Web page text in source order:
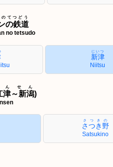
の鉄道
てつどう
no tetsudo
新津
にいつ
Niitsu
津～新潟)
せん
さつき野
さつきの
Satsukino